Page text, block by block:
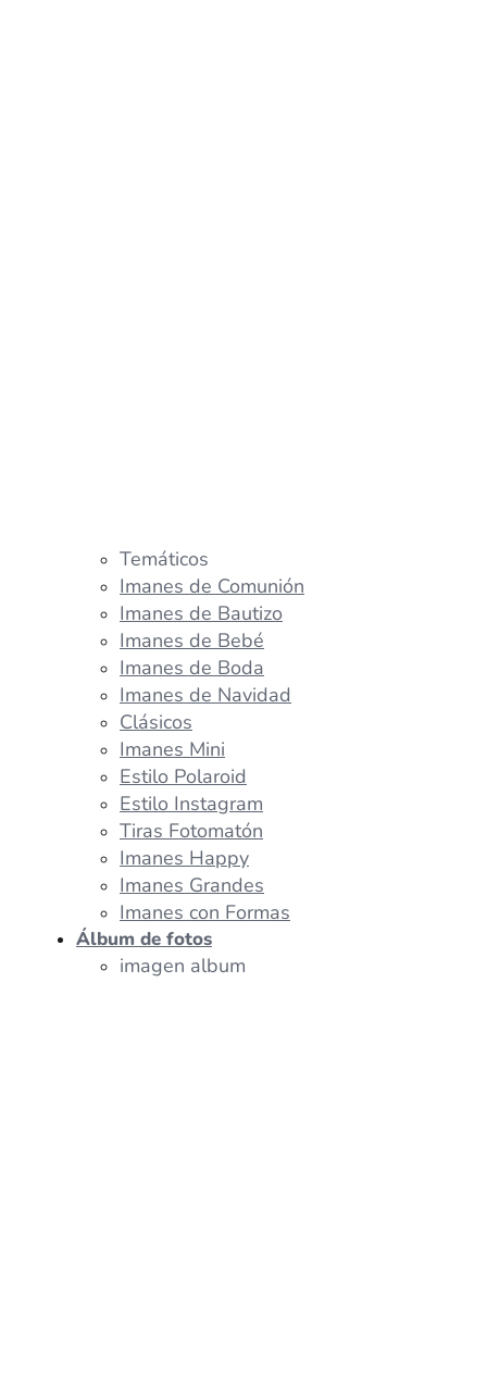
Temáticos
Imanes de Comunión
Imanes de Bautizo
Imanes de Bebé
Imanes de Boda
Imanes de Navidad
Clásicos
Imanes Mini
Estilo Polaroid
Estilo Instagram
Tiras Fotomatón
Imanes Happy
Imanes Grandes
Imanes con Formas
Álbum de fotos
imagen album